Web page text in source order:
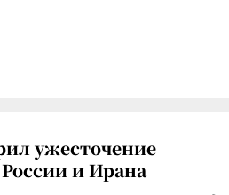
ужесточение
и Ирана